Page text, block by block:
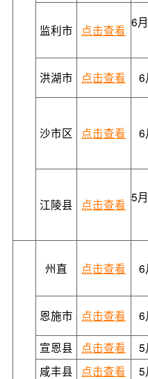
监利市 点击查看
6
洪湖市 点击查看 6
沙市区 点击查看 6
江陵县 点击查看 5
州直 点击查看 6
恩施市 点击查看 6
宣恩县
点击查看 5
咸丰县
点击查看 5